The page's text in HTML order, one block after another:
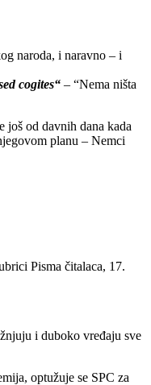
naroda, i naravno – i
cogites“ – “Nema ništa
još od davnih dana kada
planu – Nemci
Pisma čitalaca, 17.
i duboko vređaju sve
optužuje se SPC za